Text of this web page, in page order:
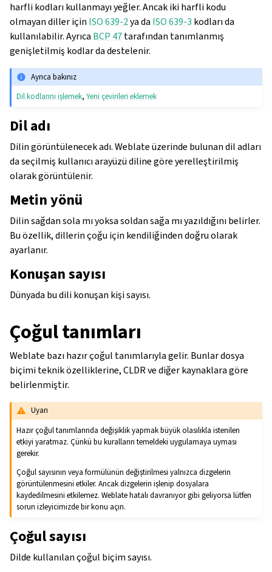
harfli kodları kullanmayı yeğler. Ancak iki harfli kodu
olmayan diller için ISO 639-2ya da ISO 639-3 kodları da
kullanılabilir. Ayrıca BCP 47tarafından tanımlanmış
genişletilmiş kodlar da destelenir.
Ayrıca bakınız
Dil kodlarını işlemek,Yeni çevirileri eklemek
Dil adı
Dilin görüntülenecek adı. Weblate üzerinde bulunan dil adları
da seçilmiş kullanıcı arayüzü diline göre yerelleştirilmiş
olarak görüntülenir.
Metin yönü
Dilin sağdan sola mı yoksa soldan sağa mı yazıldığını belirler.
Bu özellik, dillerin çoğu için kendiliğinden doğru olarak
ayarlanır.
Konuşan sayısı
Dünyada bu dili konuşan kişi sayısı.
Çoğul tanımları
Weblate bazı hazır çoğul tanımlarıyla gelir. Bunlar dosya
biçimi teknik özelliklerine, CLDR ve diğer kaynaklara göre
belirlenmiştir.
Uyarı
Hazır çoğul tanımlarında değişiklik yapmak büyük olasılıkla istenilen
etkiyi yaratmaz. Çünkü bu kuralların temeldeki uygulamaya uyması
gerekir.
Çoğul sayısının veya formülünün değiştirilmesi yalnızca dizgelerin
görüntülenmesini etkiler. Ancak dizgelerin işlenip dosyalara
kaydedilmesini etkilemez. Weblate hatalı davranıyor gibi geliyorsa lütfen
sorun izleyicimizde bir konu açın.
Çoğul sayısı
Dilde kullanılan çoğul biçim sayısı.